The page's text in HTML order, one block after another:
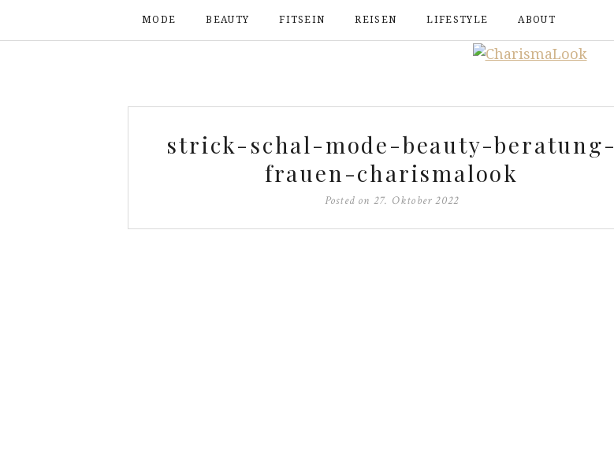
MODE BEAUTY FITSEIN REISEN LIFESTYLE ABOUT
strick-schal-mode-beauty-beratung-
frauen-charismalook
Posted on 27. Oktober 2022